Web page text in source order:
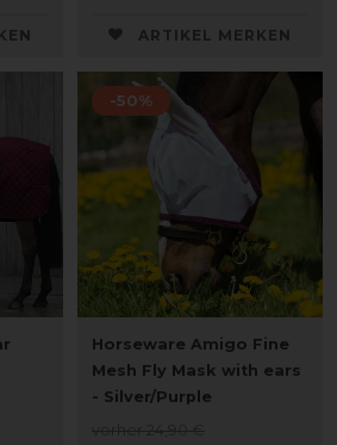
ARTIKEL MERKEN
-50%
Horseware Amigo Fine
Mesh Fly Mask with ears
- Silver/Purple